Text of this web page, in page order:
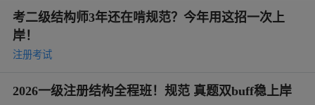
考二级结构师3年还在啃规范？今年用这招一次上
岸！
注册考试
2026一级注册结构全程班！规范 真题双buff稳上岸